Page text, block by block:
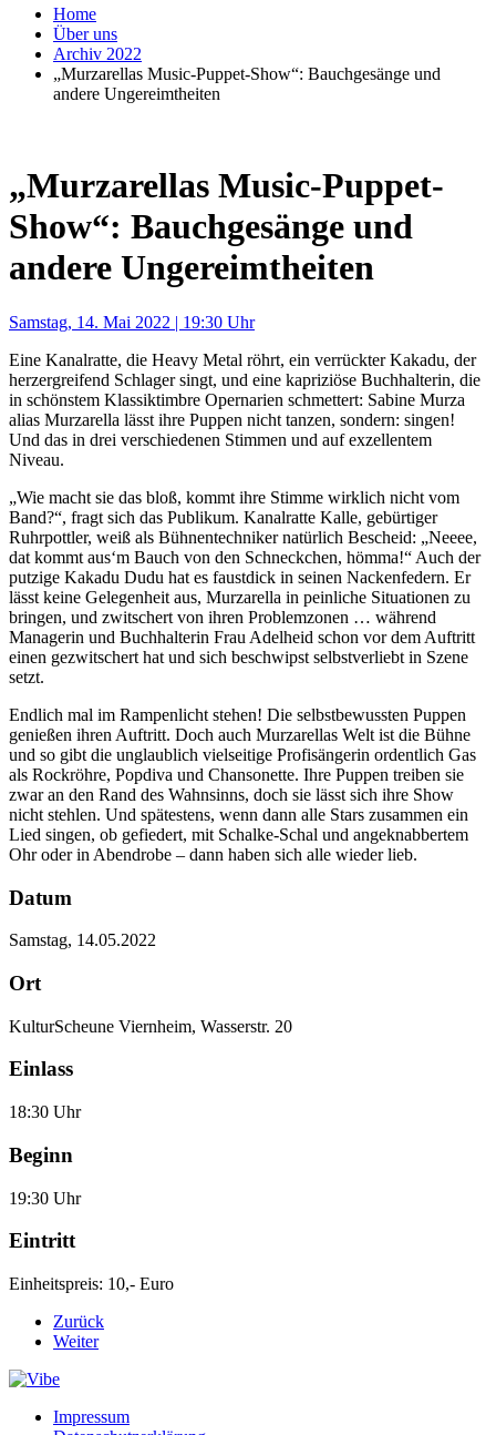
Home
Über uns
Archiv 2022
„Murzarellas Music-Puppet-Show“: Bauchgesänge und
andere Ungereimtheiten
„Murzarellas Music-Puppet-
Show“: Bauchgesänge und
andere Ungereimtheiten
Samstag, 14. Mai 2022 | 19:30 Uhr
Eine Kanalratte, die Heavy Metal röhrt, ein verrückter Kakadu, der
herzergreifend Schlager singt, und eine kapriziöse Buchhalterin, die
in schönstem Klassiktimbre Opernarien schmettert: Sabine Murza
alias Murzarella lässt ihre Puppen nicht tanzen, sondern: singen!
Und das in drei verschiedenen Stimmen und auf exzellentem
Niveau.
„Wie macht sie das bloß, kommt ihre Stimme wirklich nicht vom
Band?“, fragt sich das Publikum. Kanalratte Kalle, gebürtiger
Ruhrpottler, weiß als Bühnentechniker natürlich Bescheid: „Neeee,
dat kommt aus‘m Bauch von den Schneckchen, hömma!“ Auch der
putzige Kakadu Dudu hat es faustdick in seinen Nackenfedern. Er
lässt keine Gelegenheit aus, Murzarella in peinliche Situationen zu
bringen, und zwitschert von ihren Problemzonen … während
Managerin und Buchhalterin Frau Adelheid schon vor dem Auftritt
einen gezwitschert hat und sich beschwipst selbstverliebt in Szene
setzt.
Endlich mal im Rampenlicht stehen! Die selbstbewussten Puppen
genießen ihren Auftritt. Doch auch Murzarellas Welt ist die Bühne
und so gibt die unglaublich vielseitige Profisängerin ordentlich Gas
als Rockröhre, Popdiva und Chansonette. Ihre Puppen treiben sie
zwar an den Rand des Wahnsinns, doch sie lässt sich ihre Show
nicht stehlen. Und spätestens, wenn dann alle Stars zusammen ein
Lied singen, ob gefiedert, mit Schalke-Schal und angeknabbertem
Ohr oder in Abendrobe – dann haben sich alle wieder lieb.
Datum
Samstag, 14.05.2022
Ort
KulturScheune Viernheim, Wasserstr. 20
Einlass
18:30 Uhr
Beginn
19:30 Uhr
Eintritt
Einheitspreis: 10,- Euro
Zurück
Weiter
Impressum